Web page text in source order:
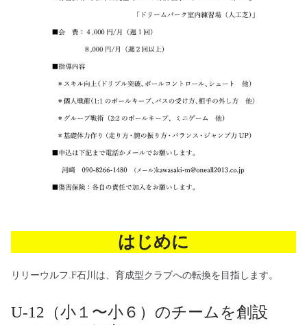
はじめに
リリーウルフ.F石川は、育成型クラブへの転換を目指します。
U-12（小１〜小６）のチームを創設